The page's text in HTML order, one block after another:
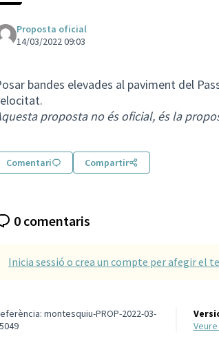
Proposta oficial
14/03/2022 09:03
bandes elevades al paviment del
proposta no és oficial, és la
Comentari Compartir
0 comentaris
Inicia sessió o crea un compte per afegir el
montesquiu-PROP-2022-03-